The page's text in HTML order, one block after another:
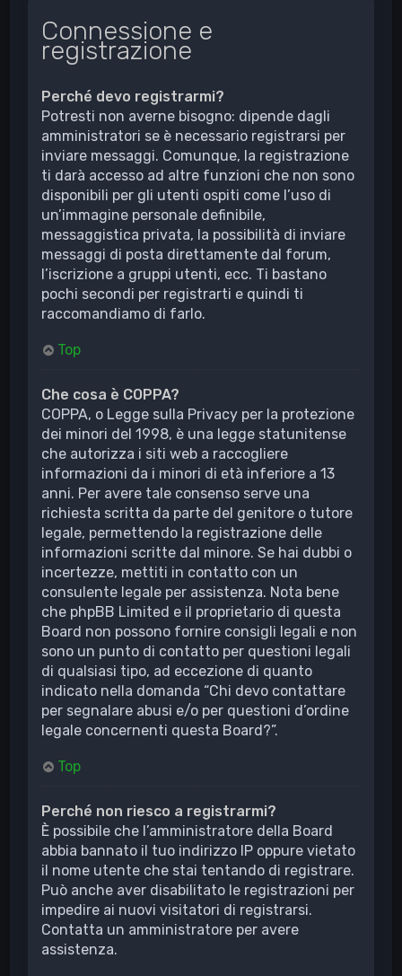
Connessione e
registrazione
Perché devo registrarmi?
Potresti non averne bisogno: dipende dagli
amministratori se è necessario registrarsi per
inviare messaggi. Comunque, la registrazione
ti darà accesso ad altre funzioni che non sono
disponibili per gli utenti ospiti come l’uso di
un’immagine personale definibile,
messaggistica privata, la possibilità di inviare
messaggi di posta direttamente dal forum,
l’iscrizione a gruppi utenti, ecc. Ti bastano
pochi secondi per registrarti e quindi ti
raccomandiamo di farlo.
Top
Che cosa è COPPA?
COPPA, o Legge sulla Privacy per la protezione
dei minori del 1998, è una legge statunitense
che autorizza i siti web a raccogliere
informazioni da i minori di età inferiore a 13
anni. Per avere tale consenso serve una
richiesta scritta da parte del genitore o tutore
legale, permettendo la registrazione delle
informazioni scritte dal minore. Se hai dubbi o
incertezze, mettiti in contatto con un
consulente legale per assistenza. Nota bene
che phpBB Limited e il proprietario di questa
Board non possono fornire consigli legali e non
sono un punto di contatto per questioni legali
di qualsiasi tipo, ad eccezione di quanto
indicato nella domanda “Chi devo contattare
per segnalare abusi e/o per questioni d’ordine
legale concernenti questa Board?”.
Top
Perché non riesco a registrarmi?
È possibile che l’amministratore della Board
abbia bannato il tuo indirizzo IP oppure vietato
il nome utente che stai tentando di registrare.
Può anche aver disabilitato le registrazioni per
impedire ai nuovi visitatori di registrarsi.
Contatta un amministratore per avere
assistenza.